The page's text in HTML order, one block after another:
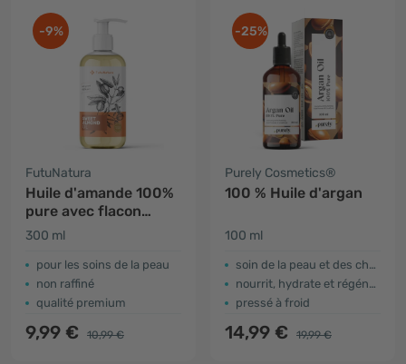
-9%
FutuNatura
Huile d'amande 100%
pure avec flacon
pompe
300 ml
pour les soins de la peau
non raffiné
qualité premium
9,99 € 10,99 €
-25%
Purely Cosmetics®
100 % Huile d'argan
100 ml
soin de la peau et des cheveux
nourrit, hydrate et régénère
pressé à froid
14,99 € 19,99 €